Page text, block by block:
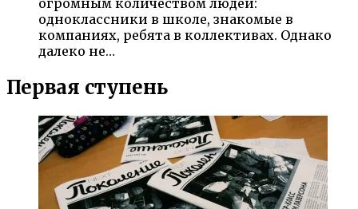
огромным количеством людей:
одноклассники в школе, знакомые в
компаниях, ребята в коллективах. Однако
далеко не…
Первая ступень